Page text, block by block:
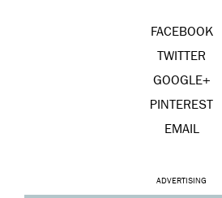
FACEBOOK
TWITTER
GOOGLE+
PINTEREST
EMAIL
ADVERTISING